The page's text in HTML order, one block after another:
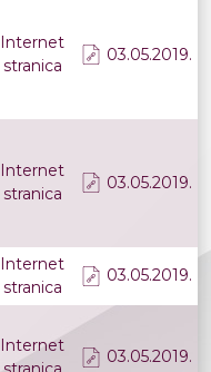
Internet
stranica
03.05.2019.
Internet
stranica
03.05.2019.
Internet
stranica
03.05.2019.
Internet
03.05.2019.